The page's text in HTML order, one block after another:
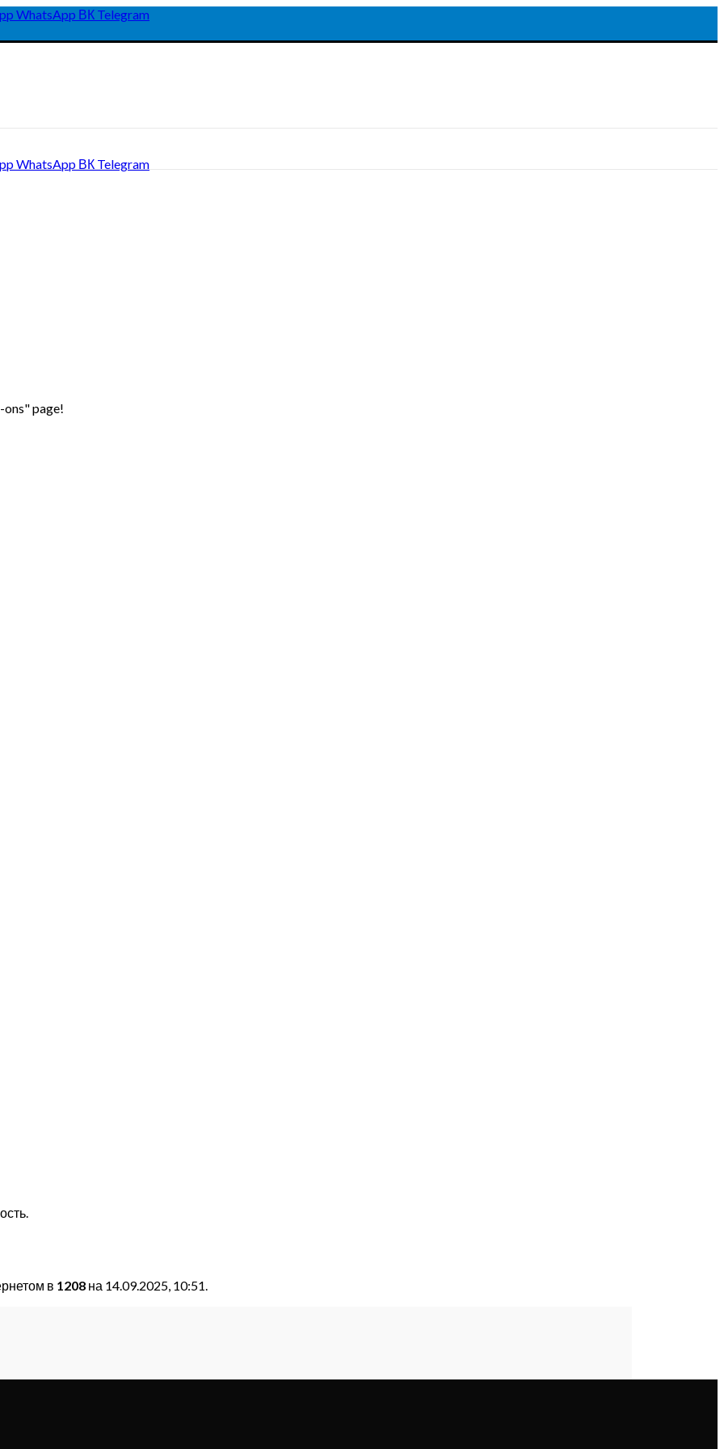
WhatsApp ВК Telegram
WhatsApp ВК Telegram
page!
в 1208 на 14.09.2025, 10:51.